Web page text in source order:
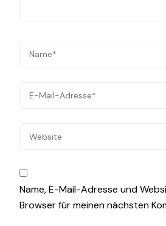
Name, E-Mail-Adresse und
Browser für meinen nächsten